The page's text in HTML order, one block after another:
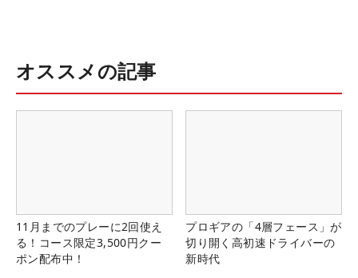
オススメの記事
11月までのプレーに2回使え
る！コース限定3,500円クー
ポン配布中！
プロギアの「4層フェース」が
切り開く高初速ドライバーの
新時代